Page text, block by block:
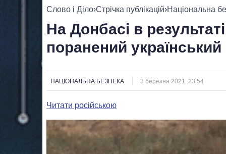
УСІ ПОЛІТИКИ ПРЕЗИДЕНТ І
Слово і Діло›Стрічка публікацій›Національна
На Донбасі в
поранений
НАЦІОНАЛЬНА БЕЗПЕКА 3 березня 2021, 23:54
Читати російською